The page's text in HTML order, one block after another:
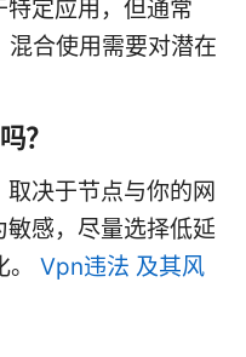
定应用，但通常
合使用需要对潜在
？
决于节点与你的网
感，尽量选择低延
Vpn违法 及其风